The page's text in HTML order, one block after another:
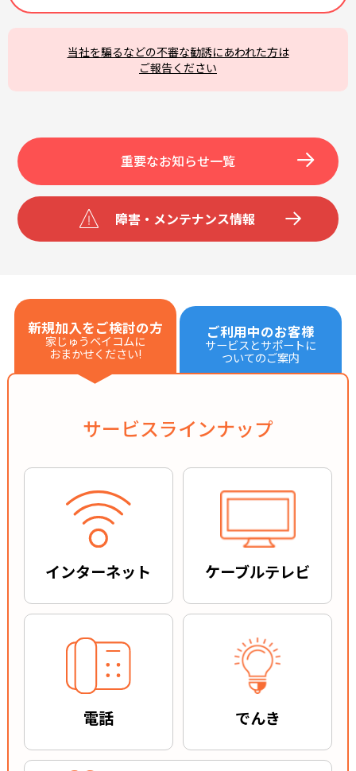
当社を騙るなどの不審な勧誘にあわれた方は
ご報告ください
重要なお知らせ一覧
障害・メンテナンス情報
新規加入をご検討の方
家じゅうベイコムに
おまかせください!
ご利用中のお客様
サービスとサポートに
ついてのご案内
サービスラインナップ
インターネット ケーブルテレビ
電話 でんき